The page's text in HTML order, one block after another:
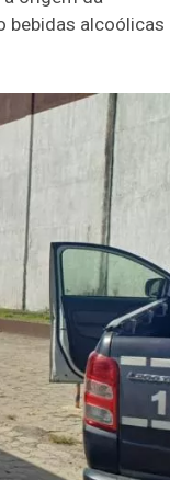
bebidas alcoólicas